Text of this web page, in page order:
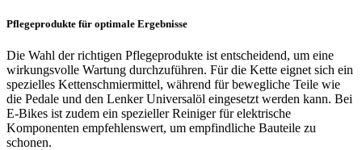
Pflegeprodukte für optimale Ergebnisse
Die Wahl der richtigen Pflegeprodukte ist entscheidend, um eine
wirkungsvolle Wartung durchzuführen. Für die Kette eignet sich ein
spezielles Kettenschmiermittel, während für bewegliche Teile wie
die Pedale und den Lenker Universalöl eingesetzt werden kann. Bei
E-Bikes ist zudem ein spezieller Reiniger für elektrische
Komponenten empfehlenswert, um empfindliche Bauteile zu
schonen.